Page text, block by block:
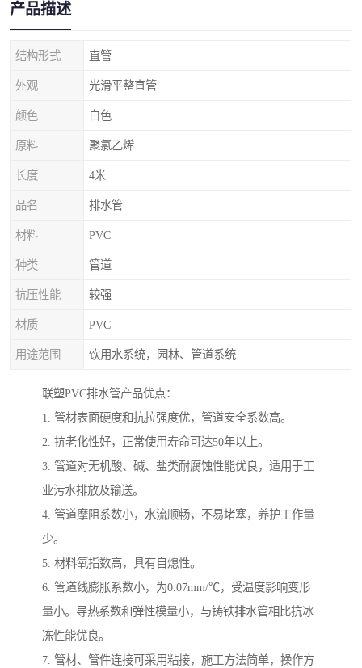
产品描述
结构形式 直管
外观 光滑平整直管
颜色 白色
原料 聚氯乙烯
长度 4米
品名 排水管
材料 PVC
种类 管道
抗压性能 较强
材质 PVC
用途范围 饮用水系统，园林、管道系统
联塑PVC排水管产品优点：
1. 管材表面硬度和抗拉强度优，管道安全系数高。
2. 抗老化性好，正常使用寿命可达50年以上。
3. 管道对无机酸、碱、盐类耐腐蚀性能优良，适用于工
业污水排放及输送。
4. 管道摩阻系数小，水流顺畅，不易堵塞，养护工作量
少。
5. 材料氧指数高，具有自熄性。
6. 管道线膨胀系数小，为0.07mm/℃，受温度影响变形
量小。导热系数和弹性模量小，与铸铁排水管相比抗冰
冻性能优良。
7. 管材、管件连接可采用粘接，施工方法简单，操作方